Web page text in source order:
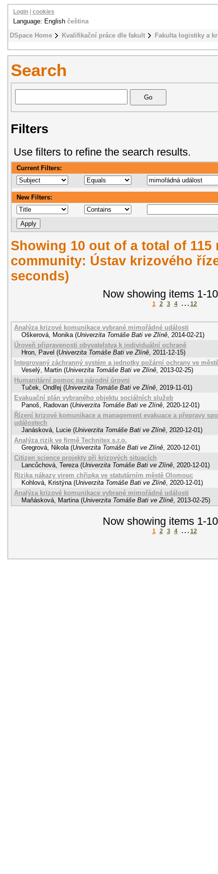
DSpace Home Kvalifikační práce dle fakult Fakulta logistiky a
Login cookies
Language: English čeština
Search
Filters
Use filters to refine the search results.
Current Filters:
New Filters:
Showing 10 out of a total of
community: Ústav krizového
seconds)
Now showing items 1-
1 2 3 4 . . . 12
Analýza krizové komunikace vybrané mimořádné události
Oškerová, Monika (Univerzita Tomáše Bati ve Zlíně, 2014-02-21)
Úroveň připravenosti obyvatelstva k individuální ochraně
Hron, Pavel (Univerzita Tomáše Bati ve Zlíně, 2011-12-15)
Integrovaný záchranný systém a jednotky požární ochrany ve
Veselý, Martin (Univerzita Tomáše Bati ve Zlíně, 2013-02-25)
Humanitární pomoc na národní úrovni
Tuček, Ondřej (Univerzita Tomáše Bati ve Zlíně, 2019-11-01)
Evakuační plán vybraného objektu sociálních služeb
Panoš, Radovan (Univerzita Tomáše Bati ve Zlíně, 2020-12-01)
Řízení krizové komunikace a management evakuace a přepravy
událostech
Janásková, Lucie (Univerzita Tomáše Bati ve Zlíně, 2020-12-01)
Analýza rizik ve firmě Technitex s.r.o.
Gregrová, Nikola (Univerzita Tomáše Bati ve Zlíně, 2020-12-01)
Citizen science projekty při krizových situacích
Lancůchová, Tereza (Univerzita Tomáše Bati ve Zlíně, 2020-12-01)
Rizika nákazy virem chřipka ve statutárním městě Olomouc
Kohlová, Kristýna (Univerzita Tomáše Bati ve Zlíně, 2020-12-01)
Analýza krizové komunikace vybrané mimořádné události
Maňásková, Martina (Univerzita Tomáše Bati ve Zlíně, 2013-02-25)
Now showing items 1-
1 2 3 4 . . . 12